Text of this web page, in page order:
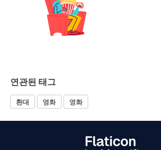
연관된 태그
환대 영화 영화